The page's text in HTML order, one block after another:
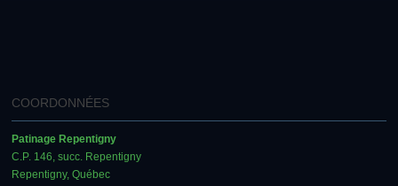
COORDONNÉES
Patinage Repentigny
C.P. 146, succ. Repentigny
Repentigny, Québec